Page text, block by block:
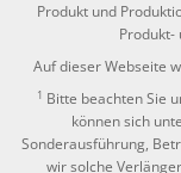
Produkt und
Produkt-
Auf dieser Webseite
1 Bitte beachten Sie
können sich
Sonderausführung,
wir solche